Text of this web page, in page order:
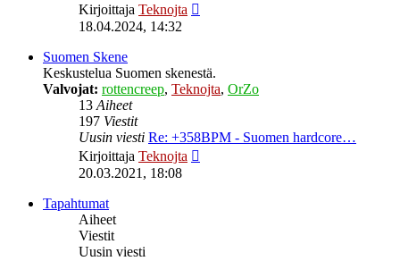
Kirjoittaja Teknojta
18.04.2024, 14:32
Suomen Skene
Keskustelua Suomen skenestä.
Valvojat: rottencreep, Teknojta, OrZo
13Aiheet
197 Viestit
Uusin viesti Re: +358BPM - Suomen hardcore…
Kirjoittaja Teknojta
20.03.2021, 18:08
Tapahtumat
Aiheet
Viestit
Uusin viesti